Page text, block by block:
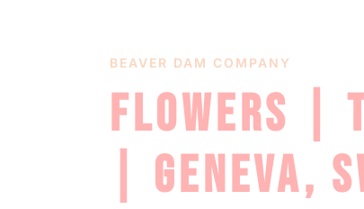
BEAVER DAM COMPANY
FLOWERS |
| GENEVA,